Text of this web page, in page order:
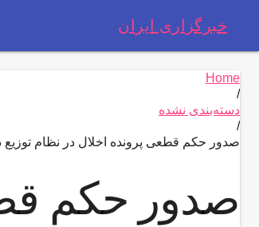
خبرگزاری ایران
Home
/
دسته‌بندی نشده
/
صدور حکم قطعی پرونده اخلال در نظام توزیع دارویی/ ۱۱ نفر
صدور حکم